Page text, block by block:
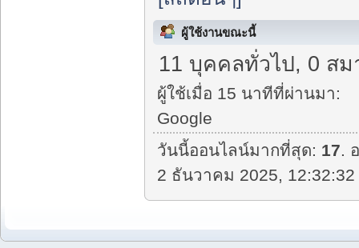
ผู้ใช้งานขณะนี้
11 บุคคลทั่วไป, 0 สม
ผู้ใช้เมื่อ 15 นาทีที่ผ่านมา:
Google
วันนี้ออนไลน์มากที่สุด: 17.
2 ธันวาคม 2025,